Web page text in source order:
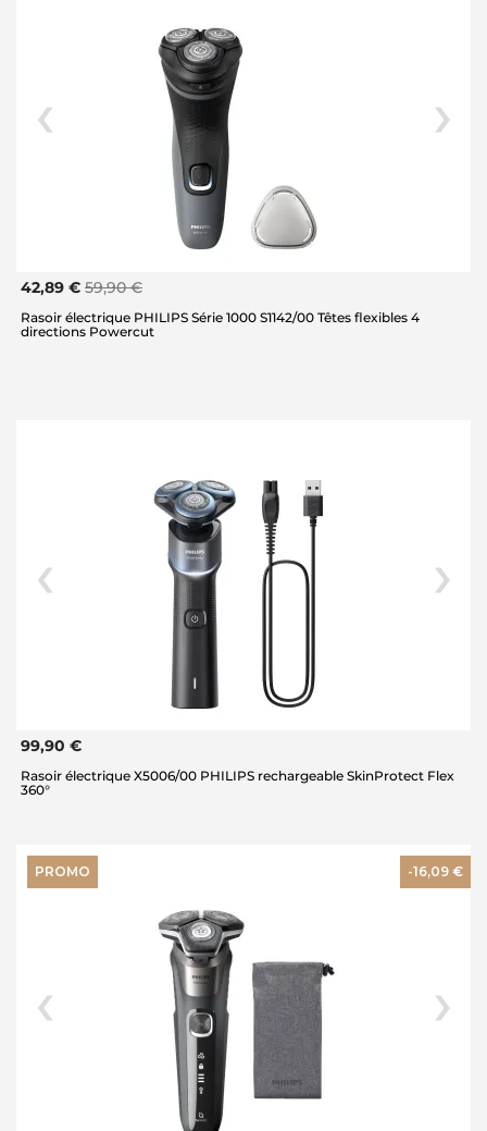
42,89 € 59,90 €
Rasoir électrique PHILIPS Série 1000 S1142/00 Têtes flexibles 4
directions Powercut
99,90 €
Rasoir électrique X5006/00 PHILIPS rechargeable SkinProtect Flex
360°
PROMO -16,09 €